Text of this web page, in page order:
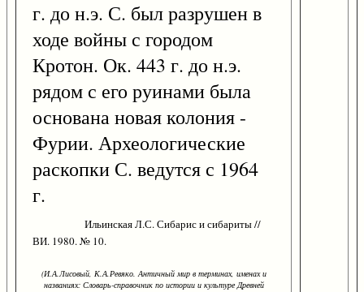
г. до н.э. С. был разрушен в
ходе войны с городом
Кротон. Ок. 443 г. до н.э.
рядом с его руинами была
основана новая колония -
Фурии. Археологические
раскопки С. ведутся с 1964
г.
Ильинская Л.С. Сибарис и сибариты //
ВИ. 1980. № 10.
(И.А.Лисовый, К.А.Ревяко. Античный мир в терминах, именах и
названиях: Словарь-справочник по истории и культуре Древней